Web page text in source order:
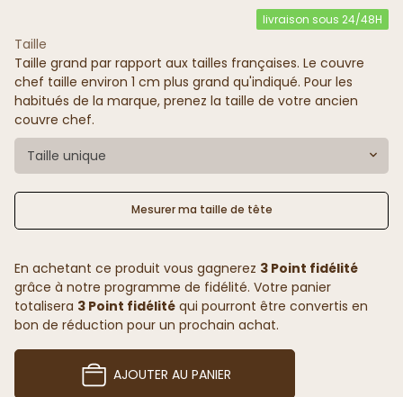
livraison sous 24/48H
Taille
Taille grand par rapport aux tailles françaises. Le couvre
chef taille environ 1 cm plus grand qu'indiqué. Pour les
habitués de la marque, prenez la taille de votre ancien
couvre chef.
Taille unique
Mesurer ma taille de tête
En achetant ce produit vous gagnerez 3 Point fidélité
grâce à notre programme de fidélité. Votre panier
totalisera 3 Point fidélité qui pourront être convertis en
bon de réduction pour un prochain achat.
AJOUTER AU PANIER